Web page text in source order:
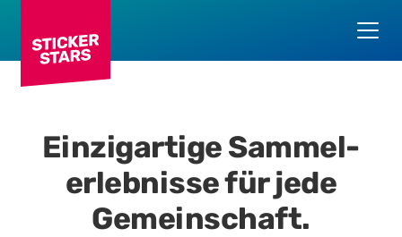
Einzigartige Sammel­
erlebnisse für jede
Gemein­schaft.